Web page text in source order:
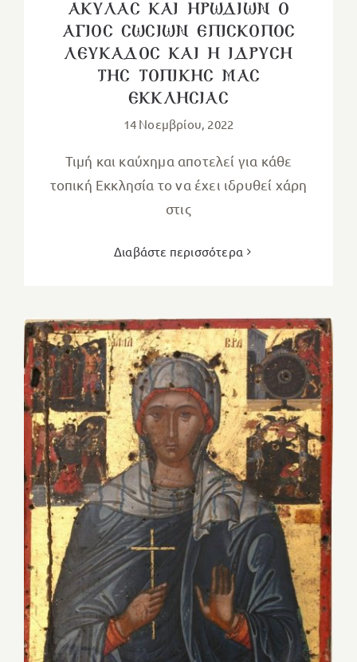
ΑΚΥΛΑΣ ΚΑΙ ΗΡΩΔΙΩΝ Ο
ΑΓΙΟΣ ΣΩΣΙΩΝ ΕΠΙΣΚΟΠΟΣ
ΛΕΥΚΑΔΟΣ ΚΑΙ Η ΙΔΡΥΣΗ
ΤΗΣ ΤΟΠΙΚΗΣ ΜΑΣ
ΕΚΚΛΗΣΙΑΣ
14 Νοεμβρίου, 2022
Τιμή και καύχημα αποτελεί για κάθε
τοπική Εκκλησία το να έχει ιδρυθεί χάρη
στις
Διαβάστε περισσότερα